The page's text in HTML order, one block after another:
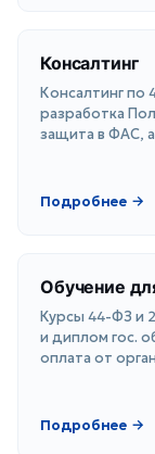
Консалтинг
Консалтинг по
разработка
защита в ФАС,
Подробнее →
Обучение
Курсы 44-ФЗ и
и диплом гос.
оплата от
Подробнее →